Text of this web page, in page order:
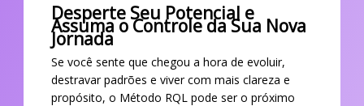
Desperte Seu Potencial e
Assuma o Controle da Sua Nova
Jornada
Se você sente que chegou a hora de evoluir,
destravar padrões e viver com mais clareza e
propósito, o Método RQL pode ser o próximo